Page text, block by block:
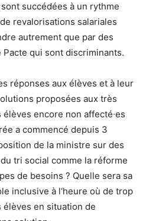
succédées à un rythme
revalorisations salariales
autrement que par des
qui sont discriminants.
réponses aux élèves et à leur
proposées aux très
encore non affecté∙es
a commencé depuis 3
de la ministre sur des
tri social comme la réforme
de besoins ? Quelle sera sa
inclusive à l‘heure où de trop
en situation de